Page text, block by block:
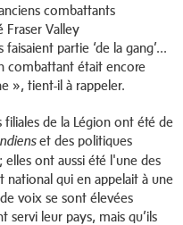
combattants
Fraser Valley
partie ‘de la gang’...
combattant était encore
», tient-il à rappeler.
de la Légion ont été de
et des politiques
elles ont aussi été l'une des
national qui en appelait à une
voix se sont élevées
servi leur pays, mais qu’ils